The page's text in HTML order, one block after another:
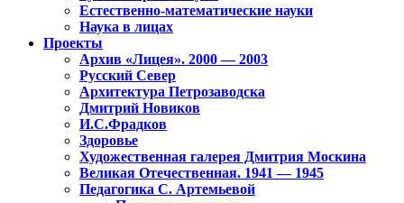
Естественно-математические науки
Наука в лицах
Проекты
Архив «Лицея». 2000 — 2003
Русский Север
Архитектура Петрозаводска
Дмитрий Новиков
И.С.Фрадков
Здоровье
Художественная галерея Дмитрия Москина
Великая Отечественная. 1941 — 1945
Педагогика С. Артемьевой